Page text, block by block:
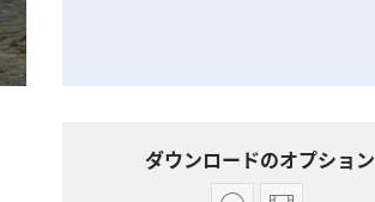
ダウンロードのオプション